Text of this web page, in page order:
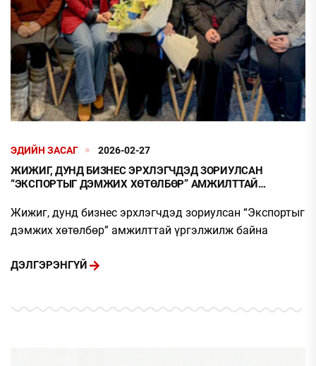
ЭДИЙН ЗАСАГ 2026-02-27
ЖИЖИГ, ДУНД БИЗНЕС ЭРХЛЭГЧДЭД ЗОРИУЛСАН
“ЭКСПОРТЫГ ДЭМЖИХ ХӨТӨЛБӨР” АМЖИЛТТАЙ
Жижиг, дунд бизнес эрхлэгчдэд зориулсан “Экспортыг
дэмжих хөтөлбөр” амжилттай үргэлжилж байна
ДЭЛГЭРЭНГҮЙ